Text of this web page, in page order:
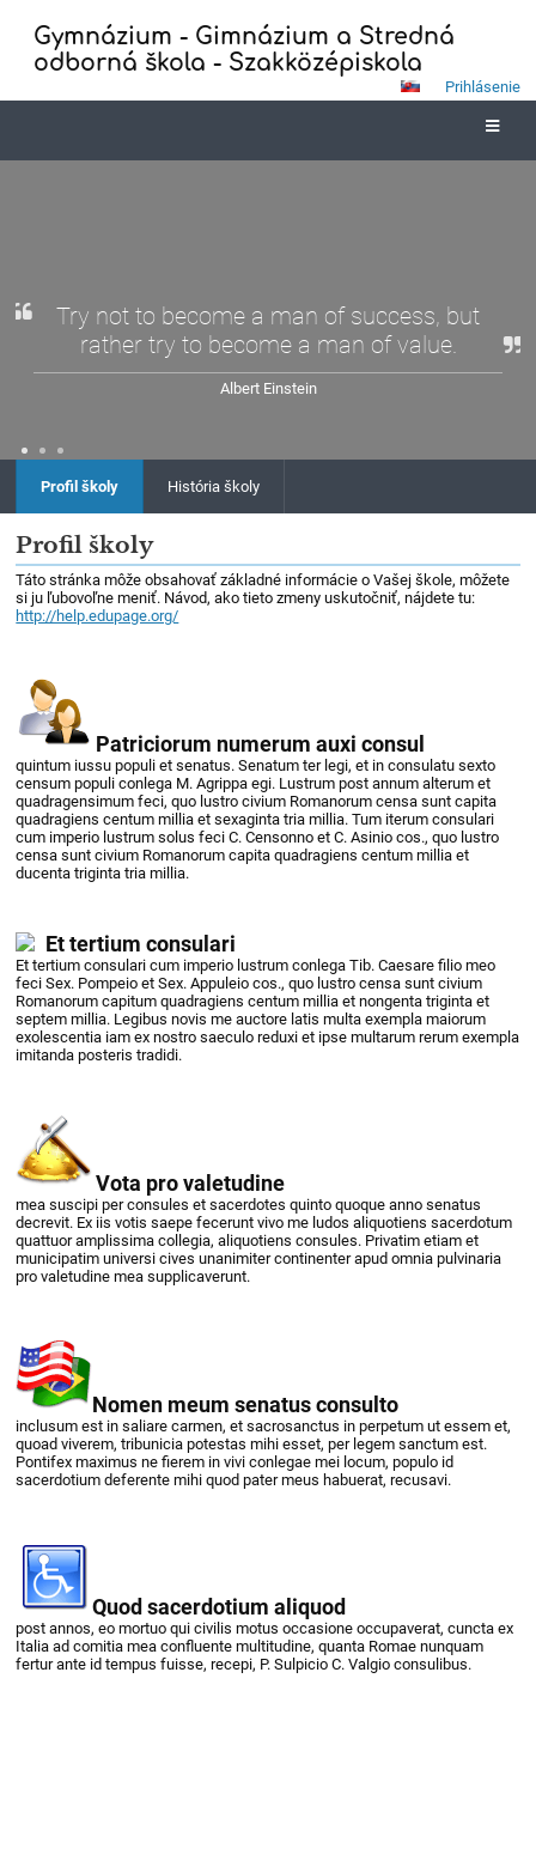
Gymnázium - Gimnázium a Stredná
odborná škola - Szakközépiskola
Prihlásenie
Try not to become a man of success, but
rather try to become a man of value.
Albert Einstein
Profil školy História školy
Profil školy
Táto stránka môže obsahovať základné informácie o Vašej škole, môžete
si ju ľubovoľne meniť. Návod, ako tieto zmeny uskutočniť, nájdete tu:
http://help.edupage.org/
Patriciorum numerum auxi consul
quintum iussu populi et senatus. Senatum ter legi, et in consulatu sexto
censum populi conlega M. Agrippa egi. Lustrum post annum alterum et
quadragensimum feci, quo lustro civium Romanorum censa sunt capita
quadragiens centum millia et sexaginta tria millia. Tum iterum consulari
cum imperio lustrum solus feci C. Censonno et C. Asinio cos., quo lustro
censa sunt civium Romanorum capita quadragiens centum millia et
ducenta triginta tria millia.
Et tertium consulari
Et tertium consulari cum imperio lustrum conlega Tib. Caesare filio meo
feci Sex. Pompeio et Sex. Appuleio cos., quo lustro censa sunt civium
Romanorum capitum quadragiens centum millia et nongenta triginta et
septem millia. Legibus novis me auctore latis multa exempla maiorum
exolescentia iam ex nostro saeculo reduxi et ipse multarum rerum exempla
imitanda posteris tradidi.
Vota pro valetudine
mea suscipi per consules et sacerdotes quinto quoque anno senatus
decrevit. Ex iis votis saepe fecerunt vivo me ludos aliquotiens sacerdotum
quattuor amplissima collegia, aliquotiens consules. Privatim etiam et
municipatim universi cives unanimiter continenter apud omnia pulvinaria
pro valetudine mea supplicaverunt.
Nomen meum senatus consulto
inclusum est in saliare carmen, et sacrosanctus in perpetum ut essem et,
quoad viverem, tribunicia potestas mihi esset, per legem sanctum est.
Pontifex maximus ne fierem in vivi conlegae mei locum, populo id
sacerdotium deferente mihi quod pater meus habuerat, recusavi.
Quod sacerdotium aliquod
post annos, eo mortuo qui civilis motus occasione occupaverat, cuncta ex
Italia ad comitia mea confluente multitudine, quanta Romae nunquam
fertur ante id tempus fuisse, recepi, P. Sulpicio C. Valgio consulibus.